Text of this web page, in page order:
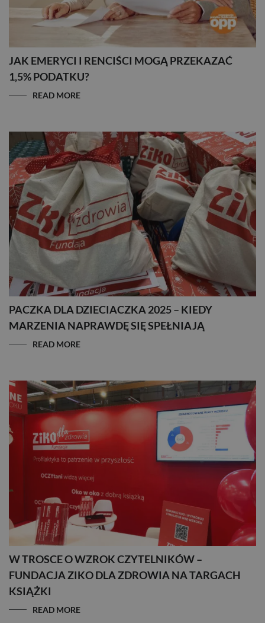
JAK EMERYCI I RENCIŚCI MOGĄ PRZEKAZAĆ
1,5% PODATKU?
READ MORE
PACZKA DLA DZIECIACZKA 2025 – KIEDY
MARZENIA NAPRAWDĘ SIĘ SPEŁNIAJĄ
READ MORE
W TROSCE O WZROK CZYTELNIKÓW –
FUNDACJA ZIKO DLA ZDROWIA NA TARGACH
KSIĄŻKI
READ MORE